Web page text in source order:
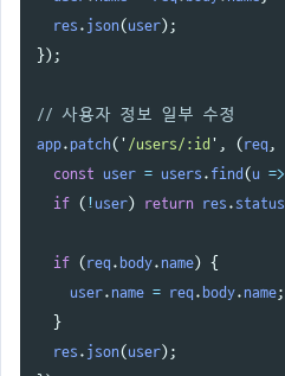
res . json(user);
});
// 사용자 정보 일부 수정
app. patch( ' /users/:id ' , ( req ,
const user = users . find (u =>
if ( !user) return res .status
if ( req . body. name) {
user. name = req . body. name;
}
res . json(user);